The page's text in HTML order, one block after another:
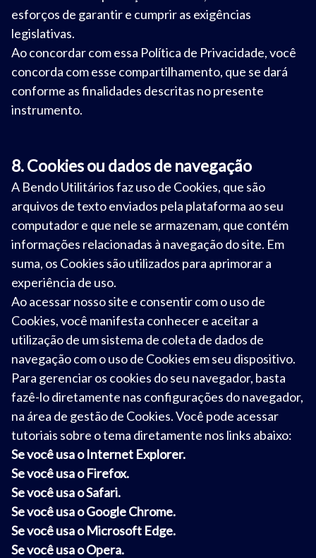
esforços de garantir e cumprir as exigências
legislativas.
Ao concordar com essa Política de Privacidade, você
concorda com esse compartilhamento, que se dará
conforme as finalidades descritas no presente
instrumento.
8. Cookies ou dados de navegação
A Bendo Utilitários faz uso de Cookies, que são
arquivos de texto enviados pela plataforma ao seu
computador e que nele se armazenam, que contém
informações relacionadas à navegação do site. Em
suma, os Cookies são utilizados para aprimorar a
experiência de uso.
Ao acessar nosso site e consentir com o uso de
Cookies, você manifesta conhecer e aceitar a
utilização de um sistema de coleta de dados de
navegação com o uso de Cookies em seu dispositivo.
Para gerenciar os cookies do seu navegador, basta
fazê-lo diretamente nas configurações do navegador,
na área de gestão de Cookies. Você pode acessar
tutoriais sobre o tema diretamente nos links abaixo:
Se você usa oInternet Explorer.
Se você usa oFirefox.
Se você usa oSafari.
Se você usa oGoogle Chrome.
Se você usa oMicrosoft Edge.
Se você usa oOpera.